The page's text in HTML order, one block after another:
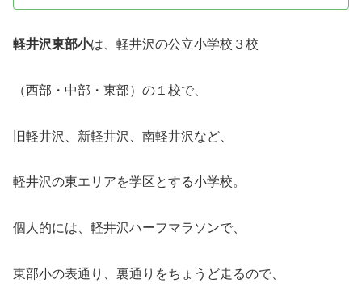
軽井沢東部小は、軽井沢の公立小学校３校
（西部・中部・東部）の１校で、
旧軽井沢、新軽井沢、南軽井沢など、
軽井沢の東エリアを学区とする小学校。
個人的には、軽井沢ハーフマラソンで、
東部小の表通り、裏通りをちょうど走るので、